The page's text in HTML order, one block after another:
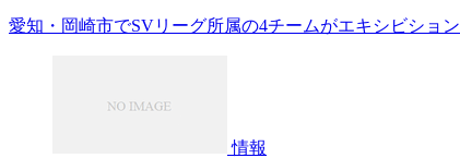
愛知・岡崎市でSVリーグ所属の4チームがエキシビショ
情報